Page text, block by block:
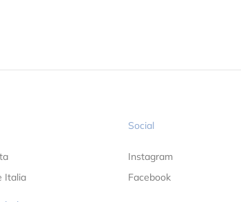
Italia
Social
Instagram
Facebook